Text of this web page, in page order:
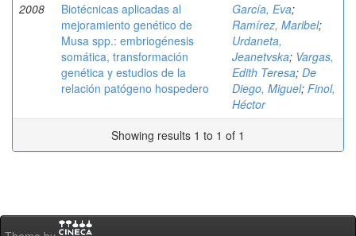
2008
Biotécnicas aplicadas al
mejoramiento genético de
Musa spp.: embriogénesis
somática, transformación
genética y estudios de la
relación patógeno hospedero
García, Eva;
Ramírez, Maribel;
Urdaneta,
Jeanetvska; Vargas,
Edith Teresa; De
Diego, Miguel; Finol,
Héctor
Showing results 1 to 1 of 1